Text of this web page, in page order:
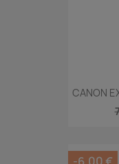
CANON
-6,00 €